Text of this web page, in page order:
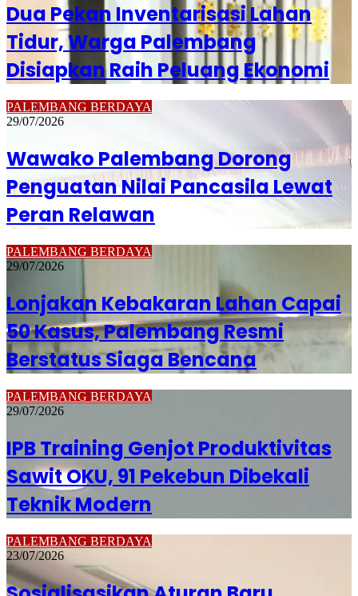
Dua Pekan Inventarisasi Lahan
Tidur, Warga Palembang
Disiapkan Raih Peluang Ekonomi
PALEMBANG BERDAYA
29/07/2026
Wawako Palembang Dorong
Penguatan Nilai Pancasila Lewat
Peran Relawan
PALEMBANG BERDAYA
29/07/2026
Lonjakan Kebakaran Lahan Capai
50 Kasus, Palembang Resmi
Berstatus Siaga Bencana
PALEMBANG BERDAYA
29/07/2026
IPB Training Genjot Produktivitas
Sawit OKU, 91 Pekebun Dibekali
Teknik Modern
PALEMBANG BERDAYA
23/07/2026